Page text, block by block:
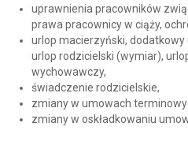
uprawnienia pracowników
prawa pracownicy w ciąży,
urlop macierzyński,
urlop rodzicielski (wymiar),
wychowawczy,
świadczenie rodzicielskie,
zmiany w umowach
zmiany w oskładkowaniu